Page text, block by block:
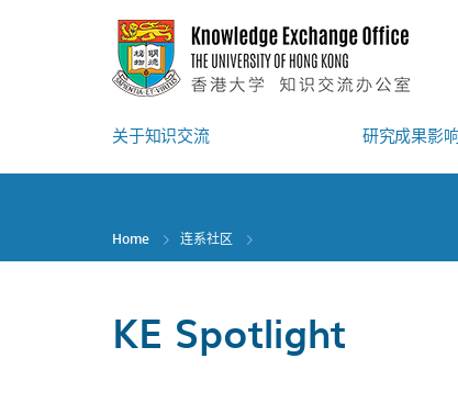
关于知识交流 研究成果影
Home 连系社区
KE Spotlight